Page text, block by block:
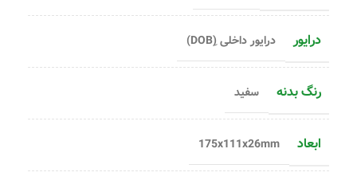
درایور درایور داخلی (ِDOB)
رنگ بدنه سفید
ابعاد 175x111x26mm